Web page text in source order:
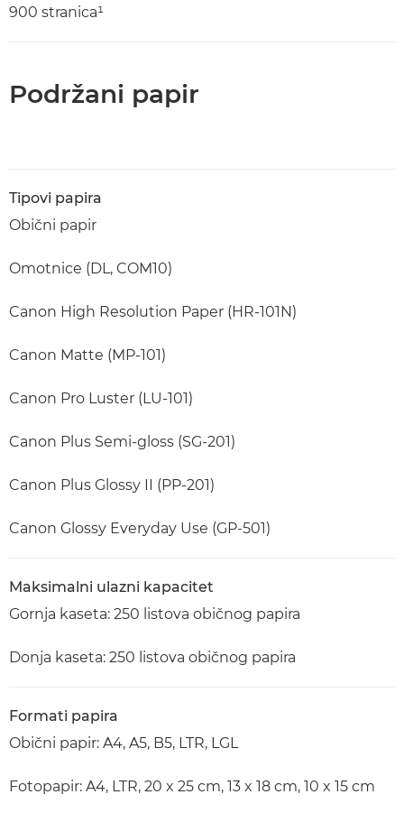
900 stranica¹
Podržani papir
Tipovi papira
Obični papir
Omotnice (DL, COM10)
Canon High Resolution Paper (HR-101N)
Canon Matte (MP-101)
Canon Pro Luster (LU-101)
Canon Plus Semi-gloss (SG-201)
Canon Plus Glossy II (PP-201)
Canon Glossy Everyday Use (GP-501)
Maksimalni ulazni kapacitet
Gornja kaseta: 250 listova običnog papira
Donja kaseta: 250 listova običnog papira
Formati papira
Obični papir: A4, A5, B5, LTR, LGL
Fotopapir: A4, LTR, 20 x 25 cm, 13 x 18 cm, 10 x 15 cm